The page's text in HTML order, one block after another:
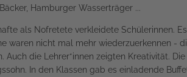
Hamburger Wasserträger ...
als Nofretete verkleidete Schülerinnen.
waren nicht mal mehr wiederzuerkennen -
Auch die Lehrer*innen zeigten Kreativität.
In den Klassen gab es einladende